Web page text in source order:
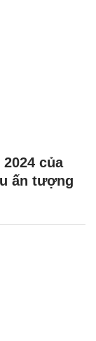
của
ấn tượng